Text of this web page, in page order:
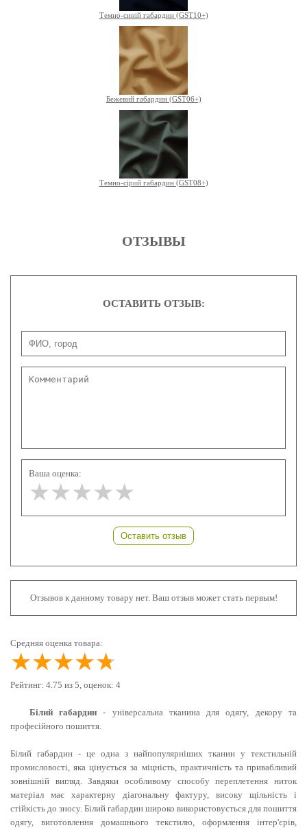
Темно-синій габардин (GST10+)
Бежевий габардин (GST06+)
Темно-сірий габардин (GST08+)
ОТЗЫВЫ
ОСТАВИТЬ ОТЗЫВ:
Ваша оценка:
★★★★★
★★★★★
★★★★★
Оставить отзыв
Отзывов к данному товару нет. Ваш отзыв может стать первым!
Средняя оценка товара:
★★★★★
★★★★★
★★★★★
Рейтинг: 4.75 из 5, оценок: 4
Білий габардин - універсальна тканина для одягу, декору та
професійного пошиття.
Білий габардин - це одна з найпопулярніших тканин у текстильній
промисловості, яка цінується за міцність, практичність та привабливий
зовнішній вигляд. Завдяки особливому способу переплетення ниток
матеріал має характерну діагональну фактуру, високу щільність і
стійкість до зносу. Білий габардин широко використовується для пошиття
одягу, виготовлення домашнього текстилю, оформлення інтер'єрів,